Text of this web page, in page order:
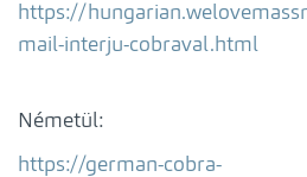
https://
mail-interju-cobraval.html
Németül:
https://german-cobra-